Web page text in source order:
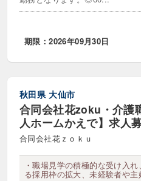
期限：2026年09月30日
秋田県 大仙市
合同会社花zoku・介護
人ホームかえで】求人
合同会社花ｚｏｋｕ
・職場見学の積極的な受け入
る採用枠の拡大、未経験者や